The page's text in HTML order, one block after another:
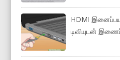
HDMI
டிவியுடன்